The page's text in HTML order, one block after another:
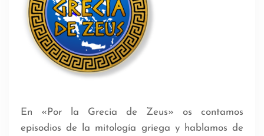
En «Por la Grecia de Zeus» os contamos
episodios de la mitología griega y hablamos de